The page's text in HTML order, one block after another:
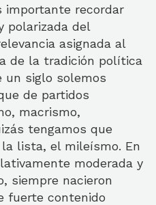
importante recordar
polarizada del
asignada al
de la tradición política
un siglo solemos
de partidos
macrismo,
tengamos que
lista, el mileísmo. En
moderada y
siempre nacieron
fuerte contenido